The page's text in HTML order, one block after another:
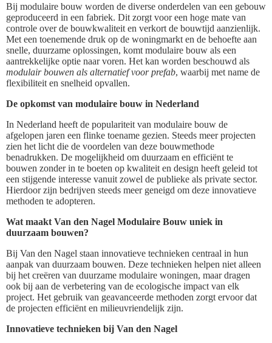
Bij modulaire bouw worden de diverse onderdelen van een gebouw
geproduceerd in een fabriek. Dit zorgt voor een hoge mate van
controle over de bouwkwaliteit en verkort de bouwtijd aanzienlijk.
Met een toenemende druk op de woningmarkt en de behoefte aan
snelle, duurzame oplossingen, komt modulaire bouw als een
aantrekkelijke optie naar voren. Het kan worden beschouwd als
modulair bouwen als alternatief voor prefab, waarbij met name de
flexibiliteit en snelheid opvallen.
De opkomst van modulaire bouw in Nederland
In Nederland heeft de populariteit van modulaire bouw de
afgelopen jaren een flinke toename gezien. Steeds meer projecten
zien het licht die de voordelen van deze bouwmethode
benadrukken. De mogelijkheid om duurzaam en efficiënt te
bouwen zonder in te boeten op kwaliteit en design heeft geleid tot
een stijgende interesse vanuit zowel de publieke als private sector.
Hierdoor zijn bedrijven steeds meer geneigd om deze innovatieve
methoden te adopteren.
Wat maakt Van den Nagel Modulaire Bouw uniek in
duurzaam bouwen?
Bij Van den Nagel staan innovatieve technieken centraal in hun
aanpak van duurzaam bouwen. Deze technieken helpen niet alleen
bij het creëren van duurzame modulaire woningen, maar dragen
ook bij aan de verbetering van de ecologische impact van elk
project. Het gebruik van geavanceerde methoden zorgt ervoor dat
de projecten efficiënt en milieuvriendelijk zijn.
Innovatieve technieken bij Van den Nagel